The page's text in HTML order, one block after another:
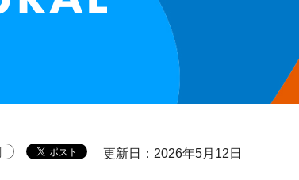
更新日：2026年5月12日